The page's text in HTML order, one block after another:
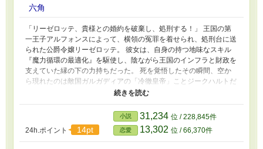
六角
「リーゼロッテ、貴様との婚約を破棄し、処刑する！」 王国の第
一王子アルフォンスによって、横領の冤罪を着せられ、処刑台に送
られた公爵令嬢リーゼロッテ。 彼女は、自身の持つ地味なスキル
『魔力循環の最適化』を駆使し、陰ながら王国のインフラと財政を
支えていた縁の下の力持ちだった。 死を覚悟したその瞬間、空か
ら現れたのは敵国ガルガディアの「冷徹皇帝」ことジークハルトだ
った。 「その女、貴様らに不要なら私がもらう」 圧倒的な武力で
の「就職」を提示する。 帝国の魔導技術に魅了されたリーゼロッ
テは、そのチート級の「最適化」スキルで帝国のエネルギー問題を
次々と解決。 国民からは「女神」と崇められ、魔力過多症に苦し
む冷徹皇帝の心と体も癒やしていくうちに、いつしか溺愛されるよ
24h.ポイント 14pt
小説 31,234 位 / 228,845件
恋愛 13,302 位 / 66,370件